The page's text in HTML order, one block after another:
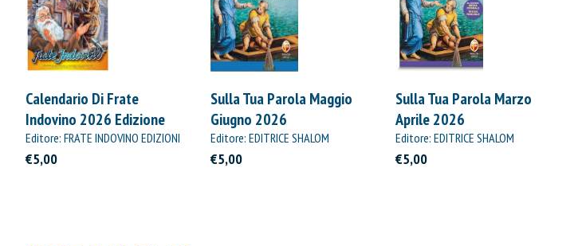
Calendario Di Frate
Indovino 2026 Edizione
Straordinaria
Editore: FRATE INDOVINO EDIZIONI
€5,00
Sulla Tua Parola Maggio
Giugno 2026
Editore: EDITRICE SHALOM
€5,00
Sulla Tua Parola Marzo
Aprile 2026
Editore: EDITRICE SHALOM
€5,00